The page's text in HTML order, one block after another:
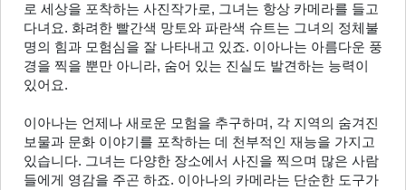
로 세상을 포착하는 사진작가로, 그녀는 항상 카메라를 들고
다녀요. 화려한 빨간색 망토와 파란색 슈트는 그녀의 정체불
명의 힘과 모험심을 잘 나타내고 있죠. 이아나는 아름다운 풍
경을 찍을 뿐만 아니라, 숨어 있는 진실도 발견하는 능력이
있어요.
이아나는 언제나 새로운 모험을 추구하며, 각 지역의 숨겨진
보물과 문화 이야기를 포착하는 데 천부적인 재능을 가지고
있습니다. 그녀는 다양한 장소에서 사진을 찍으며 많은 사람
들에게 영감을 주곤 하죠. 이아나의 카메라는 단순한 도구가